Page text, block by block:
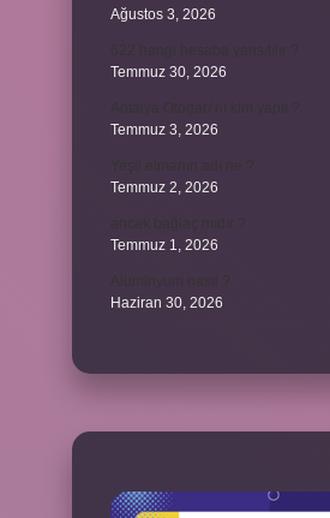
Ağustos 3, 2026
Temmuz 30, 2026
Temmuz 3, 2026
Temmuz 2, 2026
Temmuz 1, 2026
Haziran 30, 2026